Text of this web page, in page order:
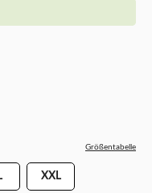
Größentabelle
XXL